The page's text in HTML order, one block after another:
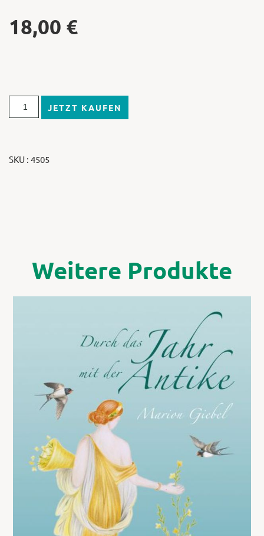
18,00 €
JETZT KAUFEN
SKU : 4505
Weitere Produkte